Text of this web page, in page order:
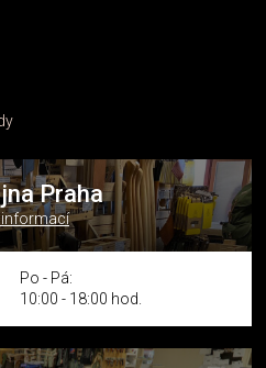
Praha
informací
Po - Pá:
10:00 - 18:00 hod.